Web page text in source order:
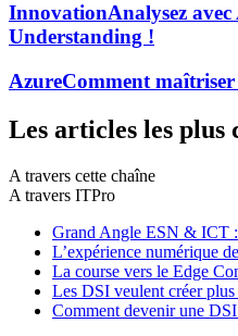
InnovationAnalysez
Understanding !
AzureComment
Les articles les plus
A travers cette chaîne
A travers ITPro
Grand Angle ESN & ICT :
L’expérience numérique
La course vers le Edge
Les DSI veulent créer
Comment devenir une